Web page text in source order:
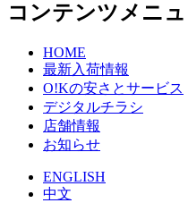
コンテンツメニ
HOME
最新入荷情報
O!Kの安さとサービス
デジタルチラシ
店舗情報
お知らせ
ENGLISH
中文